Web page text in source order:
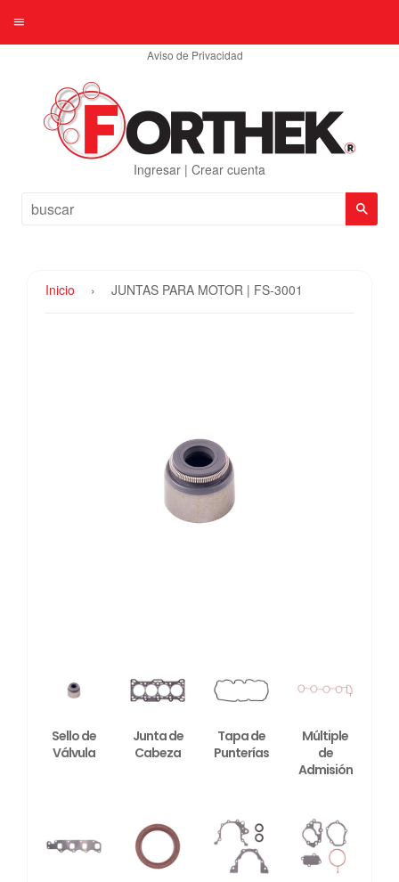
Aviso de Privacidad
Ingresar | Crear cuenta
Inicio › JUNTAS PARA MOTOR | FS-3001
Sello de
Válvula
Junta de
Cabeza
Tapa de
Punterías
Múltiple
de
Admisión